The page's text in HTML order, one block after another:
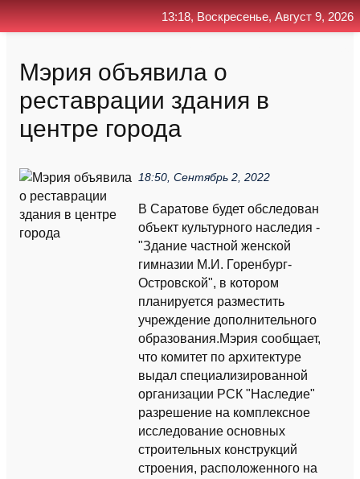
Мэрия объявила о
реставрации здания в
центре города
18:50, Сентябрь 2, 2022
В Саратове будет обследован
объект культурного наследия -
"Здание частной женской
гимназии М.И. Горенбург-
Островской", в котором
планируется разместить
учреждение дополнительного
образования.Мэрия сообщает,
что комитет по архитектуре
выдал специализированной
организации РСК "Наследие"
разрешение на комплексное
исследование основных
строительных конструкций
строения, расположенного на
13:18, Воскресенье, Август 9, 2026